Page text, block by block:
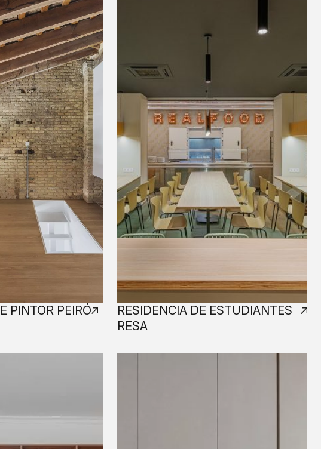
PINTOR PEIRÓ
RESIDENCIA DE ESTUDIANTES
RESA